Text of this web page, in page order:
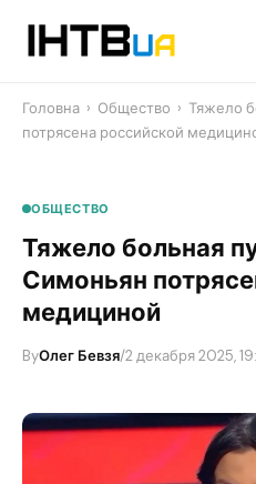
Головна › Общество › Тяжело
потрясена российской
ОБЩЕСТВО
Тяжело больная
Симоньян
медициной
ByОлег Бевзя/2 декабря 2025,